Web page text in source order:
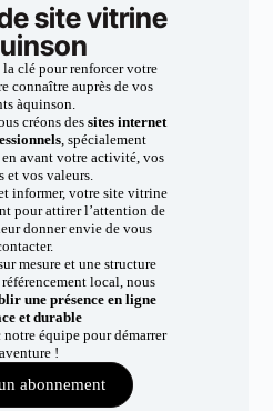
site vitrine
clé pour renforcer votre
connaître auprès de vos
àquinson.
créons dessites internet
, spécialement
avant votre activité, vos
et vos valeurs.
informer, votre site vitrine
pour attirer l’attention de
donner envie de vous
mesure et une structure
local, nous
une présence en ligne
et durable
notre équipe pour démarrer
!
abonnement